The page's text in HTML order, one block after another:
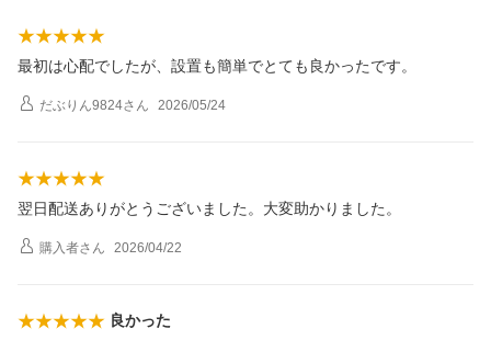
最初は心配でしたが、設置も簡単でとても良かったです。
だぶりん9824さん 2026/05/24
翌日配送ありがとうございました。大変助かりました。
購入者さん 2026/04/22
良かった